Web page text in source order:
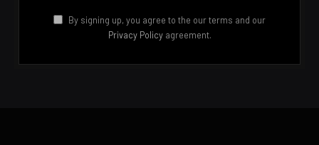
By signing up, you agree to the our terms and our
Privacy Policyagreement.